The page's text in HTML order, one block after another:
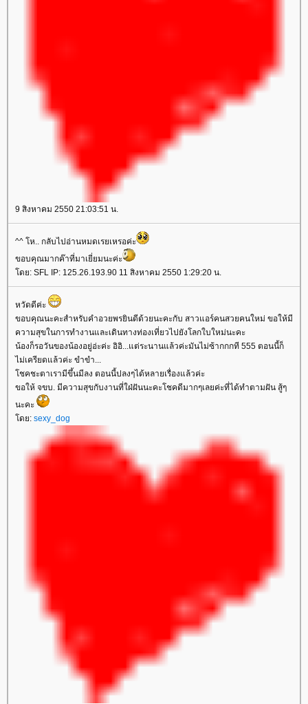
9 สิงหาคม 2550 21:03:51 น.
^^ โห.. กลับไปอ่านหมดเรยเหรอค่ะ
ขอบคุณมากค๊าที่มาเยี่ยมนะค่ะ
โดย: SFL IP: 125.26.193.90 11 สิงหาคม 2550 1:29:20 น.
หวัดดีค่ะ
ขอบคุณนะคะสำหรับคำอวยพรยินดีด้วยนะคะกับ สาวแอร์คนสวยคนใหม่ ขอให้มี
ความสุขในการทำงานและเดินทางท่องเที่ยวไปยังโลกใบใหม่นะคะ
น้องก็รอวันของน้องอยู่อ่ะค่ะ อิอิ...แต่ระนานแล้วค่ะมันไม่ซ้ากกกที 555 ตอนนี้ก็
ไม่เครียดแล้วค่ะ ขำขำ...
โชคชะตาเรามีขึ้นมีลง ตอนนี้ปลงๆได้หลายเรื่องแล้วค่ะ
ขอให้ จขบ. มีความสุขกับงานที่ใฝ่ฝันนะคะโชคดีมากๆเลยค่ะที่ได้ทำตามฝัน สู้ๆ
นะคะ
โดย: sexy_dog